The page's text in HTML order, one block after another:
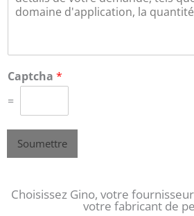
Captcha *
=
Soumettre
Choisissez Gino, votre
votre fabricant de